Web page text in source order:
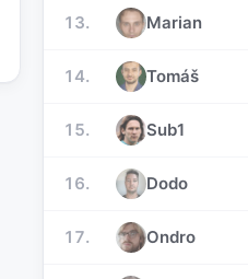
13. Marian
14. Tomáš
15. Sub1
16. Dodo
17. Ondro